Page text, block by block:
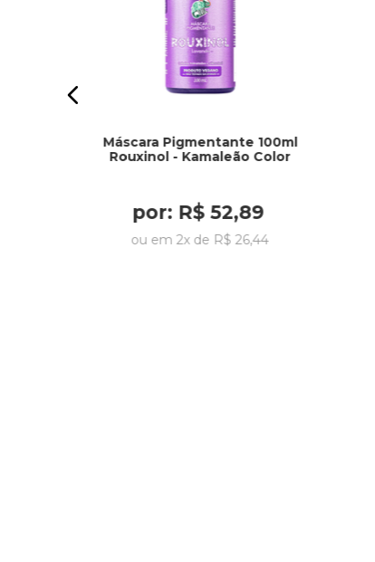
Máscara Pigmentante 100ml
Rouxinol - Kamaleão Color
por: R$ 52,89
ou em2x de R$ 26,44